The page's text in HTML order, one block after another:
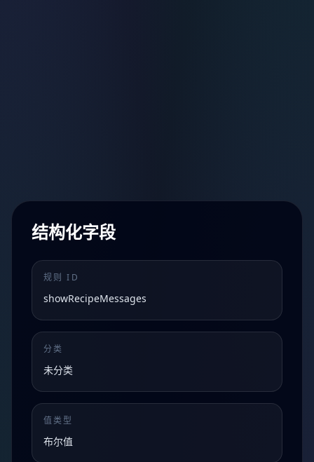
结构化字段
规则 ID
showRecipeMessages
分类
未分类
值类型
布尔值